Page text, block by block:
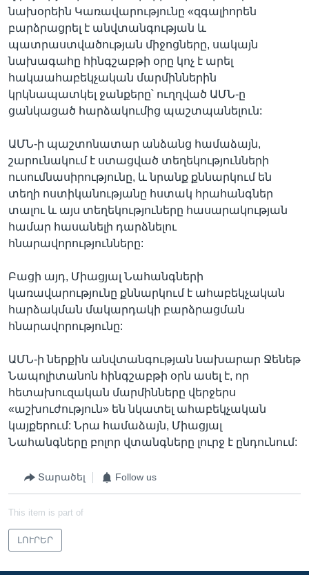
նախօրեին Կառավարությունը «զգալիորեն
բարձրացրել է անվտանգության և
պատրաստվածության միջոցները, սակայն
նախագահը հինգշաբթի օրը կոչ է արել
հակաահաբեկչական մարմիններին
կրկնապատկել ջանքերը՝ ուղղված ԱՄՆ-ը
ցանկացած հարձակումից պաշտպանելուն:
ԱՄՆ-ի պաշտոնատար անձանց համաձայն,
շարունակում է ստացված տեղեկությունների
ուսումնասիրությունը, և նրանք քննարկում են
տեղի ոստիկանությանը հստակ հրահանգներ
տալու և այս տեղեկություները հասարակության
համար հասանելի դարձնելու
հնարավորությունները:
Բացի այդ, Միացյալ Նահանգների
կառավարությունը քննարկում է ահաբեկչական
հարձակման մակարդակի բարձրացման
հնարավորությունը:
ԱՄՆ-ի ներքին անվտանգության նախարար Ջենեթ
Նապոլիտանոն հինգշաբթի օրն ասել է, որ
հետախուզական մարմինները վերջերս
«աշխուժություն» են նկատել ահաբեկչական
կայքերում: Նրա համաձայն, Միացյալ
Նահանգները բոլոր վտանգները լուրջ է ընդունում:
Տարածել Follow us
This item is part of
ԼՈՒՐԵՐ